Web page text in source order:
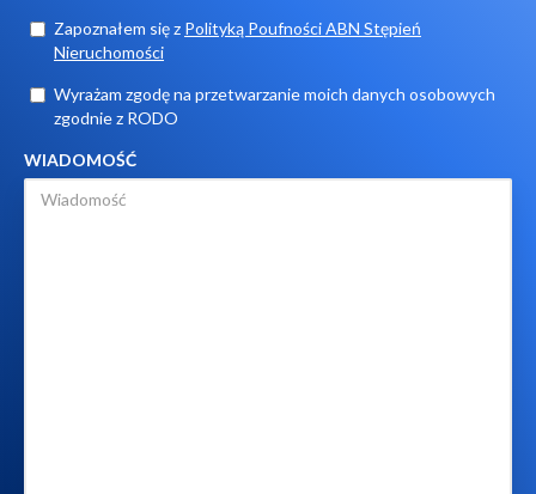
Zapoznałem się z Polityką Poufności ABN Stępień
Nieruchomości
Wyrażam zgodę na przetwarzanie moich danych osobowych
zgodnie z RODO
WIADOMOŚĆ